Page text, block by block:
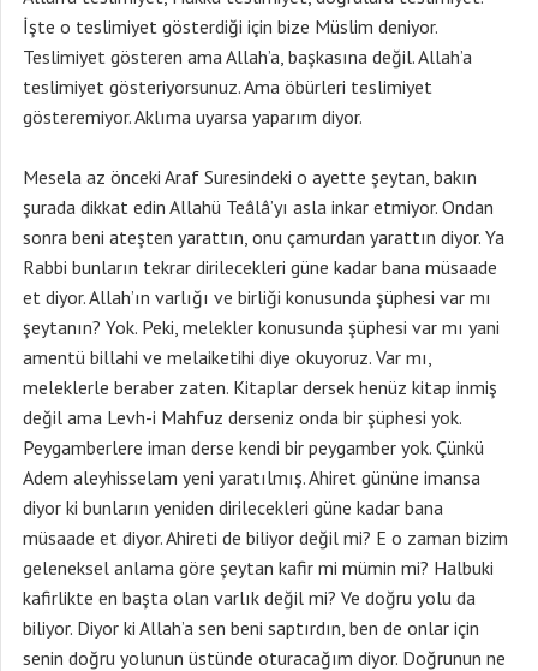
İşte o teslimiyet gösterdiği için bize Müslim deniyor.
Teslimiyet gösteren ama Allah’a, başkasına değil. Allah’a
teslimiyet gösteriyorsunuz. Ama öbürleri teslimiyet
gösteremiyor. Aklıma uyarsa yaparım diyor.
Mesela az önceki Araf Suresindeki o ayette şeytan, bakın
şurada dikkat edin Allahü Teâlâ’yı asla inkar etmiyor. Ondan
sonra beni ateşten yarattın, onu çamurdan yarattın diyor. Ya
Rabbi bunların tekrar dirilecekleri güne kadar bana müsaade
et diyor. Allah’ın varlığı ve birliği konusunda şüphesi var mı
şeytanın? Yok. Peki, melekler konusunda şüphesi var mı yani
amentü billahi ve melaiketihi diye okuyoruz. Var mı,
meleklerle beraber zaten. Kitaplar dersek henüz kitap inmiş
değil ama Levh-i Mahfuz derseniz onda bir şüphesi yok.
Peygamberlere iman derse kendi bir peygamber yok. Çünkü
Adem aleyhisselam yeni yaratılmış. Ahiret gününe imansa
diyor ki bunların yeniden dirilecekleri güne kadar bana
müsaade et diyor. Ahireti de biliyor değil mi? E o zaman bizim
geleneksel anlama göre şeytan kafir mi mümin mi? Halbuki
kafirlikte en başta olan varlık değil mi? Ve doğru yolu da
biliyor. Diyor ki Allah’a sen beni saptırdın, ben de onlar için
senin doğru yolunun üstünde oturacağım diyor. Doğrunun ne